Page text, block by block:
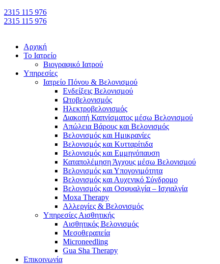
2315 115 976
2315 115 976
Αρχική
Το Ιατρείο
Βιογραφικό Ιατρού
Υπηρεσίες
Ιατρείο Πόνου & Βελονισμού
Ενδείξεις Βελονισμού
Ωτοβελονισμός
Ηλεκτροβελονισμός
Διακοπή Καπνίσματος μέσω Βελονισμού
Απώλεια Βάρους και Βελονισμός
Βελονισμός και Ημικρανίες
Βελονισμός και Κυτταρίτιδα
Βελονισμός και Εμμηνόπαυση
Καταπολέμηση Άγχους μέσω Βελονισμού
Βελονισμός και Υπογονιμότητα
Βελονισμός και Αυχενικό Σύνδρομο
Βελονισμός και Οσφυαλγία – Ισχιαλγία
Moxa Therapy
Αλλεργίες & Βελονισμός
Υπηρεσίες Αισθητικής
Αισθητικός Βελονισμός
Μεσοθεραπεία
Microneedling
Gua Sha Therapy
Επικοινωνία